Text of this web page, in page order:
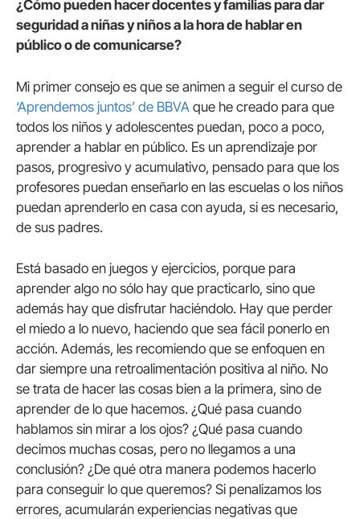
¿Cómo pueden hacer docentes y familias para dar
seguridad a niñas y niños a la hora de hablar en
público o de comunicarse?
Mi primer consejo es que se animen a seguir el curso de
‘Aprendemos juntos’ de BBVA que he creado para que
todos los niños y adolescentes puedan, poco a poco,
aprender a hablar en público. Es un aprendizaje por
pasos, progresivo y acumulativo, pensado para que los
profesores puedan enseñarlo en las escuelas o los niños
puedan aprenderlo en casa con ayuda, si es necesario,
de sus padres.
Está basado en juegos y ejercicios, porque para
aprender algo no sólo hay que practicarlo, sino que
además hay que disfrutar haciéndolo. Hay que perder
el miedo a lo nuevo, haciendo que sea fácil ponerlo en
acción. Además, les recomiendo que se enfoquen en
dar siempre una retroalimentación positiva al niño. No
se trata de hacer las cosas bien a la primera, sino de
aprender de lo que hacemos. ¿Qué pasa cuando
hablamos sin mirar a los ojos? ¿Qué pasa cuando
decimos muchas cosas, pero no llegamos a una
conclusión? ¿De qué otra manera podemos hacerlo
para conseguir lo que queremos? Si penalizamos los
errores, acumularán experiencias negativas que